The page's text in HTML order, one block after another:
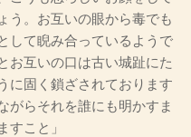
う。お互いの眼から毒でも
して睨み合っているようで
お互いの口は古い城趾にた
に固く鎖ざされております
らそれを誰にも明かすま
すこと」